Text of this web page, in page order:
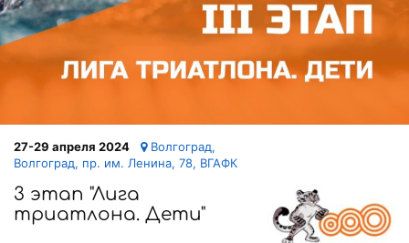
27-29 апреля 2024
Волгоград,
Волгоград, пр. им. Ленина, 78, ВГАФК
3 этап "Лига
триатлона. Дети"